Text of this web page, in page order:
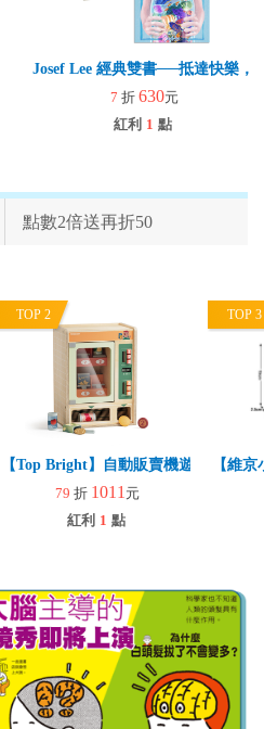
Josef Lee 經典雙書──抵達快樂，
7 折 630元
紅利 1 點
點數2倍送再折50
組-加強版(趣味學數字/基礎數學啟蒙/
TOP 2
【Top Bright】自動販賣機遊戲組(角
79 折 1011 元
紅利 1 點
TOP 3
【維